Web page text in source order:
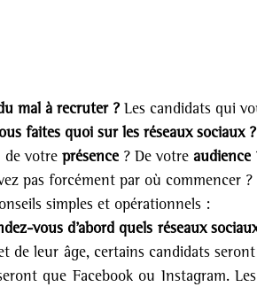
mal à recruter ? Les candidats qui
faites quoi sur les réseaux sociaux ?
de votre présence ? De votre audience
pas forcément par où commencer ?
simples et opérationnels :
vous d’abord quels réseaux
de leur âge, certains candidats
que Facebook ou Instagram.